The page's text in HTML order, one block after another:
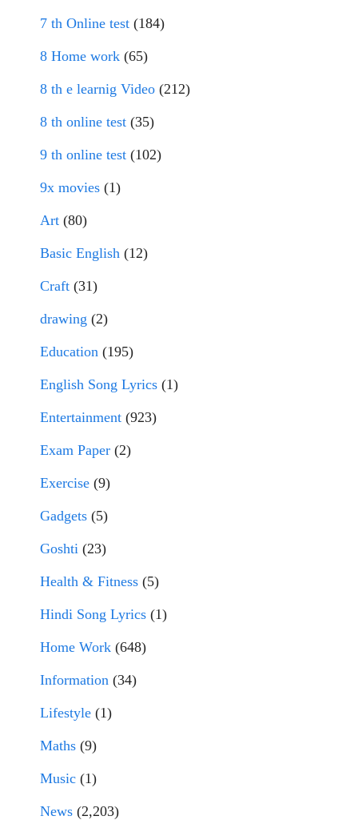
7 th Online test (184)
8 Home work (65)
8 th e learnig Video (212)
8 th online test (35)
9 th online test (102)
9x movies (1)
Art (80)
Basic English (12)
Craft (31)
drawing (2)
Education (195)
English Song Lyrics (1)
Entertainment (923)
Exam Paper (2)
Exercise (9)
Gadgets (5)
Goshti (23)
Health & Fitness (5)
Hindi Song Lyrics (1)
Home Work (648)
Information (34)
Lifestyle (1)
Maths (9)
Music (1)
News (2,203)